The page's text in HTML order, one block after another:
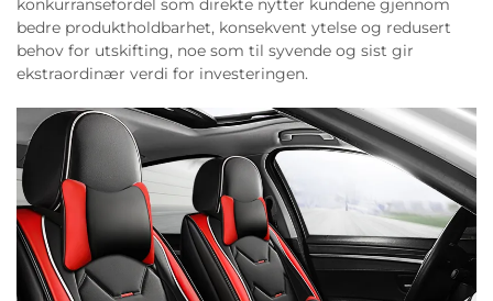
konkurransefordel som direkte nytter kundene gjennom
bedre produktholdbarhet, konsekvent ytelse og redusert
behov for utskifting, noe som til syvende og sist gir
ekstraordinær verdi for investeringen.